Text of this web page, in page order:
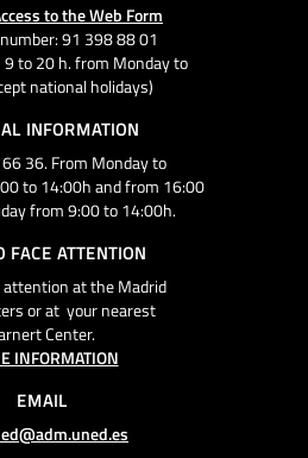
to the Web Form
91 398 88 01
9 to 20 h. from Monday to
national holidays)
INFORMATION
36. From Monday to
to 14:00h and from 16:00
from 9:00 to 14:00h.
FACE ATTENTION
attention at the Madrid
or at your nearest
Center.
INFORMATION
EMAIL